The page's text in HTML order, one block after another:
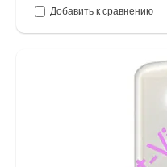
Добавить к сравнению